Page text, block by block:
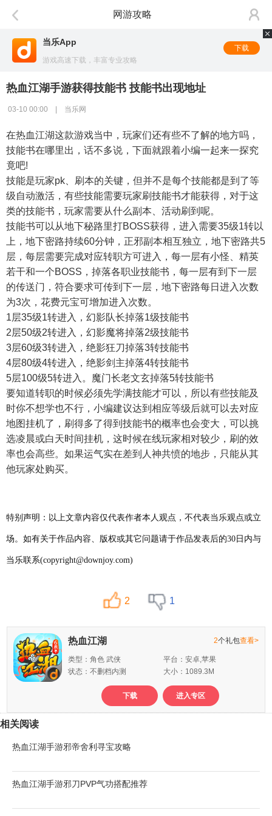
网游攻略
当乐App
游戏高速下载，丰富专业攻略
下载
热血江湖手游获得技能书 技能书出现地址
03-10 00:00 | 当乐网
在热血江湖这款游戏当中，玩家们还有些不了解的地方吗，
技能书在哪里出，话不多说，下面就跟着小编一起来一探究
竟吧!
技能是玩家pk、刷本的关键，但并不是每个技能都是到了等
级自动激活，有些技能需要玩家刷技能书才能获得，对于这
类的技能书，玩家需要从什么副本、活动刷到呢。
技能书可以从地下秘路里打BOSS获得，进入需要35级1转以
上，地下密路持续60分钟，正邪副本相互独立，地下密路共5
层，每层需要完成对应转职方可进入，每一层有小怪、精英
若干和一个BOSS，掉落各职业技能书，每一层有到下一层
的传送门，符合要求可传到下一层，地下密路每日进入次数
为3次，花费元宝可增加进入次数。
1层35级1转进入，幻影队长掉落1级技能书
2层50级2转进入，幻影魔将掉落2级技能书
3层60级3转进入，绝影狂刀掉落3转技能书
4层80级4转进入，绝影剑主掉落4转技能书
5层100级5转进入。魔门长老文玄掉落5转技能书
要知道转职的时候必须先学满技能才可以，所以有些技能及
时你不想学也不行，小编建议达到相应等级后就可以去对应
地图挂机了，刷得多了得到技能书的概率也会变大，可以挑
选凌晨或白天时间挂机，这时候在线玩家相对较少，刷的效
率也会高些。如果运气实在差到人神共愤的地步，只能从其
他玩家处购买。
特别声明：以上文章内容仅代表作者本人观点，不代表当乐观点或立
场。如有关于作品内容、版权或其它问题请于作品发表后的30日内与
当乐联系(copyright@downjoy.com)
2 1
热血江湖 2个礼包查看>
类型：角色 武侠
平台：安卓,苹果
状态：不删档内测
大小：1089.3M
下载 进入专区
相关阅读
热血江湖手游邪帝舍利寻宝攻略
热血江湖手游邪刀PVP气功搭配推荐